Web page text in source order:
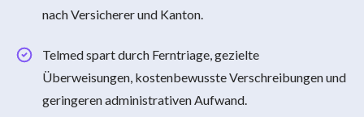
nach Versicherer und Kanton.
Telmed spart durch Ferntriage, gezielte
Überweisungen, kostenbewusste Verschreibungen und
geringeren administrativen Aufwand.